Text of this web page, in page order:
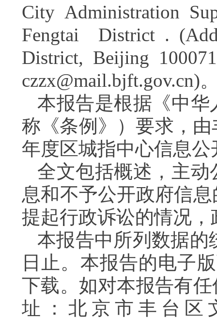
City Administration
Fengtai District .
District, Beijing
czzx@mail.bjft.gov.cn)
本报告是根据《中
称《条例》）要求，
年度区城指中心信息
全文包括概述，主
息和不予公开政府信
提起行政诉讼的情况
本报告中所列数据的
日止。本报告的电子
下载。如对本报告有
址：北京市丰台区